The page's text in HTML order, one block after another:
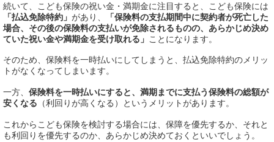
続いて、こども保険の祝い金・満期金に注目すると、こども保険には
「払込免除特約」 があり、
「保険料の支払期間中に契約者が死亡した
場合、その後の保険料の支払いが免除されるものの、あらかじめ決め
ていた祝い金や満期金を受け取れる」 ことになります。
そのため、保険料を一時払いにしてしまうと、払込免除特約のメリッ
トがなくなってしまいます。
一方、 保険料を一時払いにすると、満期までに支払う保険料の総額が
安くなる （利回りが高くなる）というメリットがあります。
これからこども保険を検討する場合には、保障を優先するか、それと
も利回りを優先するのか、あらかじめ決めておくといいでしょう。